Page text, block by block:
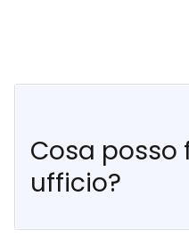
Cosa posso
ufficio?